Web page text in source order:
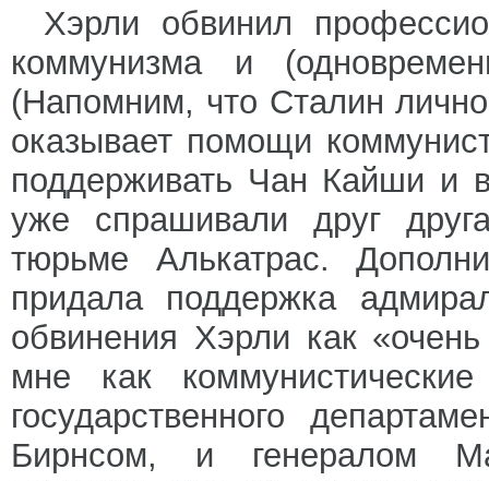
Хэрли обвинил
коммунизма и
(Напомним, что Сталин
оказывает помощи
поддерживать Чан Кайши и
уже спрашивали друг
тюрьме Алькатрас.
придала поддержка
обвинения Хэрли как
мне как
государственного
Бирнсом, и генералом